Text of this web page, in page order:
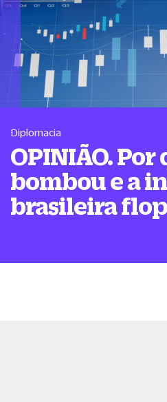
Diplomacia
OPINIÃO. Por
bombou e a
brasileira